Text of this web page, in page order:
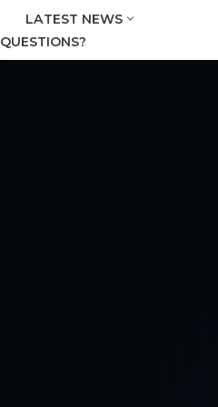
LATEST NEWS
QUESTIONS?